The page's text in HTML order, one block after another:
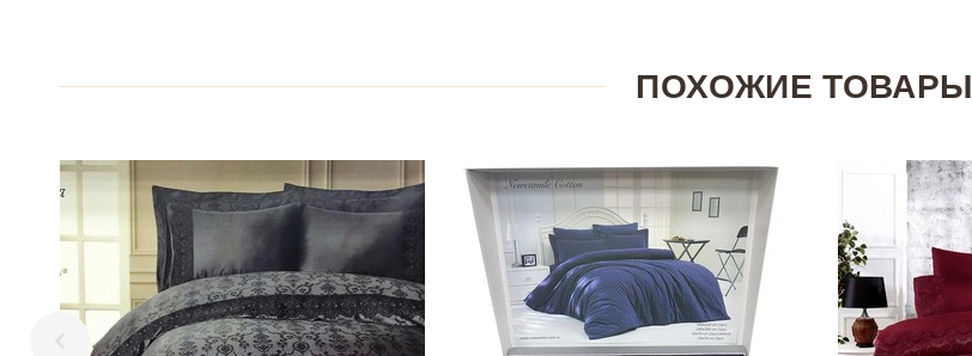
ПОХОЖИЕ ТОВАРЫ